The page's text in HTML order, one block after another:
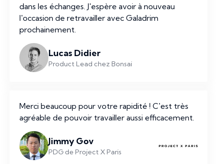
dans les échanges. J'espère avoir à nouveau
l'occasion de retravailler avec Galadrim
prochainement.
Lucas Didier
Product Lead chez Bonsai
Merci beaucoup pour votre rapidité ! C'est très
agréable de pouvoir travailler aussi efficacement.
Jimmy Gov
PDG de Project X Paris